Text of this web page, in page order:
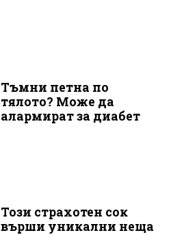
Тъмни петна по
тялото? Може да
алармират за диабет
Този страхотен сок
върши уникални неща